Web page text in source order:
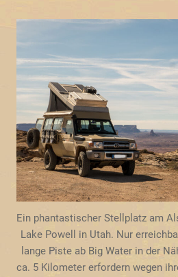
Ein phantastischer Stellplatz am
Lake Powell in Utah. Nur
lange Piste ab Big Water in der
ca. 5 Kilometer erfordern wegen